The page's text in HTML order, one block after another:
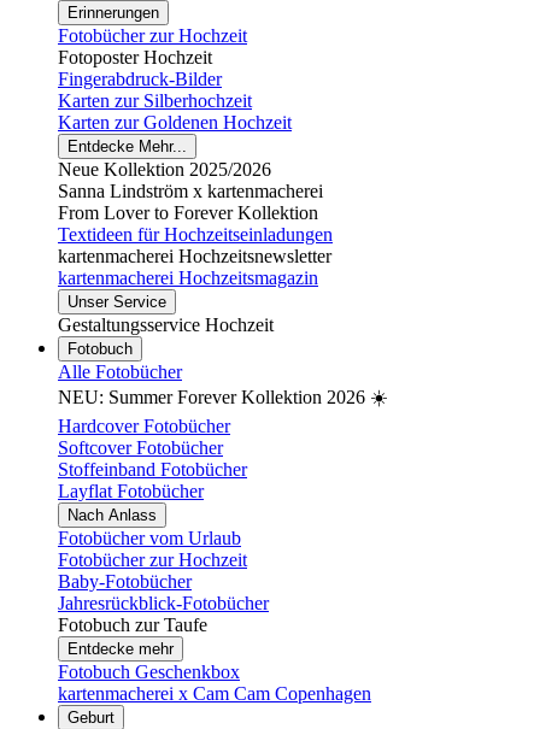
Erinnerungen
Fotobücher zur Hochzeit
Fotoposter Hochzeit
Fingerabdruck-Bilder
Karten zur Silberhochzeit
Karten zur Goldenen Hochzeit
Entdecke Mehr...
Neue Kollektion 2025/2026
Sanna Lindström x kartenmacherei
From Lover to Forever Kollektion
Textideen für Hochzeitseinladungen
kartenmacherei Hochzeitsnewsletter
kartenmacherei Hochzeitsmagazin
Unser Service
Gestaltungsservice Hochzeit
Fotobuch
Alle Fotobücher
NEU: Summer Forever Kollektion 2026 ☀️
Hardcover Fotobücher
Softcover Fotobücher
Stoffeinband Fotobücher
Layflat Fotobücher
Nach Anlass
Fotobücher vom Urlaub
Fotobücher zur Hochzeit
Baby-Fotobücher
Jahresrückblick-Fotobücher
Fotobuch zur Taufe
Entdecke mehr
Fotobuch Geschenkbox
kartenmacherei x Cam Cam Copenhagen
Geburt